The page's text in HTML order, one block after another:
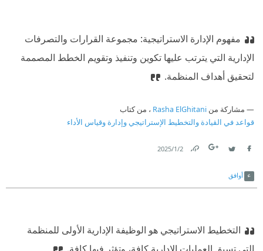
مفهوم الإدارة الاستراتيجية: مجموعة القرارات والتصرفات
الإدارية التي يترتب عليها تكوين وتنفيذ وتقويم الخطط المصممة
لتحقيق أهداف المنظمة.
مشاركة من Rasha ElGhitani ، من كتاب
قواعد في القيادة والتخطيط الإستراتيجي وإدارة وقياس الأداء
2‏/1‏/2025
أوافق
التخطيط الاستراتيجي هو الوظيفة الإدارية الأولى للمنظمة